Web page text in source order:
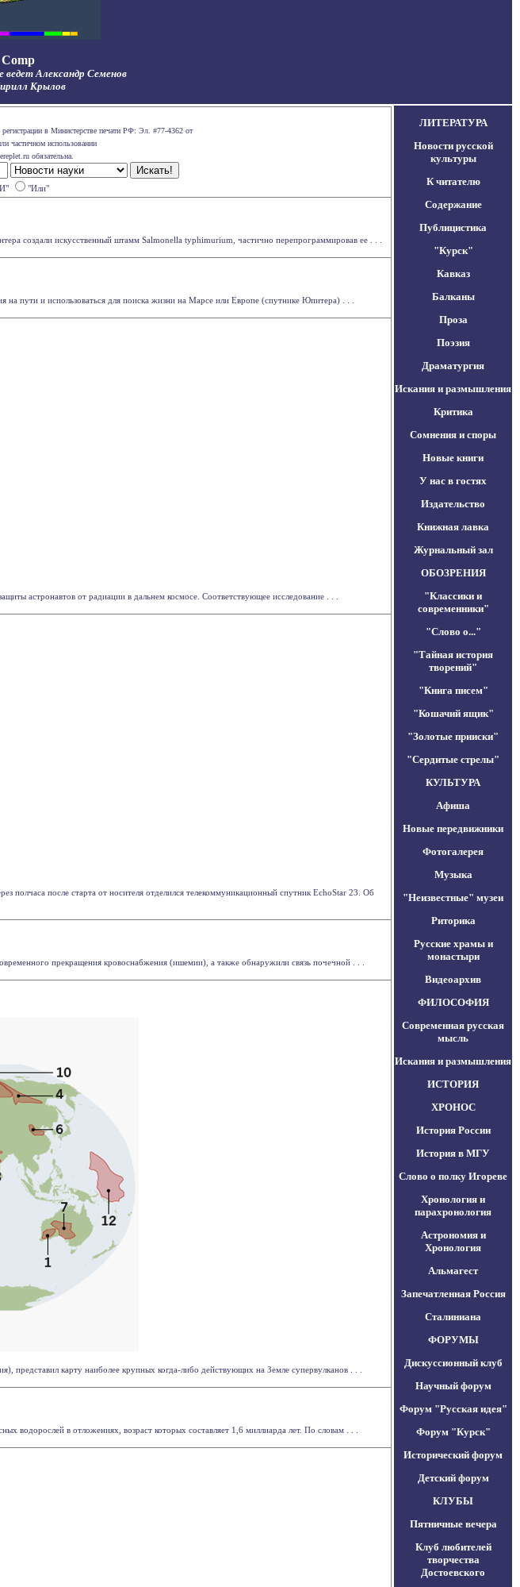
ведет Александр Семенов
Крылов
в Министерстве печати РФ: Эл. #77-4362 от
частичном использовании
обязательна.
"Или"
создали искусственный штамм Salmonella typhimurium, частично перепрограммировав ее . . .
пути и использоваться для поиска жизни на Марсе или Европе (спутнике Юпитера) . . .
астронавтов от радиации в дальнем космосе. Соответствующее исследование . . .
полчаса после старта от носителя отделился телекоммуникационный спутник EchoStar 23. Об
прекращения кровоснабжения (ишемии), а также обнаружили связь почечной . . .
представил карту наиболее крупных когда-либо действующих на Земле супервулканов . . .
водорослей в отложениях, возраст которых составляет 1,6 миллиарда лет. По словам . . .
ЛИТЕРАТУРА
Новости русской
культуры
К читателю
Содержание
Публицистика
"Курск"
Кавказ
Балканы
Проза
Поэзия
Драматургия
Искания и размышления
Критика
Сомнения и споры
Новые книги
У нас в гостях
Издательство
Книжная лавка
Журнальный зал
ОБОЗРЕНИЯ
"Классики и
современники"
"Слово о..."
"Тайная история
творений"
"Книга писем"
"Кошачий ящик"
"Золотые прииски"
"Сердитые стрелы"
КУЛЬТУРА
Афиша
Новые передвижники
Фотогалерея
Музыка
"Неизвестные" музеи
Риторика
Русские храмы и
монастыри
Видеоархив
ФИЛОСОФИЯ
Современная русская
мысль
Искания и размышления
ИСТОРИЯ
ХРОНОС
История России
История в МГУ
Слово о полку Игореве
Хронология и
парахронология
Астрономия и
Хронология
Альмагест
Запечатленная Россия
Сталиниана
ФОРУМЫ
Дискуссионный клуб
Научный форум
Форум "Русская идея"
Форум "Курск"
Исторический форум
Детский форум
КЛУБЫ
Пятничные вечера
Клуб любителей
творчества
Достоевского